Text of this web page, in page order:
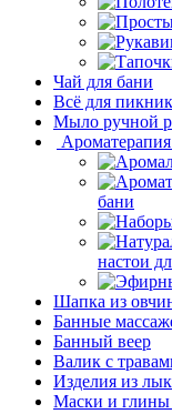
Чай для бани
Всё для
Мыло ручной
бани
настои
Шапка из
Банные
Банный веер
Валик с
Изделия из
Маски и глины